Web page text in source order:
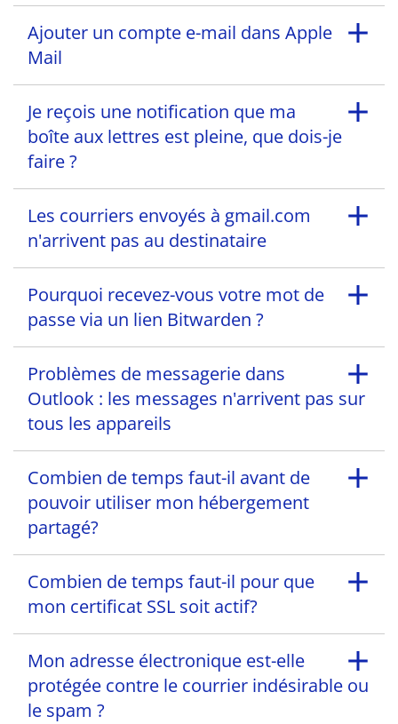
Ajouter un compte e-mail dans Apple
Mail
Je reçois une notification que ma
boîte aux lettres est pleine, que dois-je
faire ?
Les courriers envoyés à gmail.com
n'arrivent pas au destinataire
Pourquoi recevez-vous votre mot de
passe via un lien Bitwarden ?
Problèmes de messagerie dans
Outlook : les messages n'arrivent pas sur
tous les appareils
Combien de temps faut-il avant de
pouvoir utiliser mon hébergement
partagé?
Combien de temps faut-il pour que
mon certificat SSL soit actif?
Mon adresse électronique est-elle
protégée contre le courrier indésirable ou
le spam ?